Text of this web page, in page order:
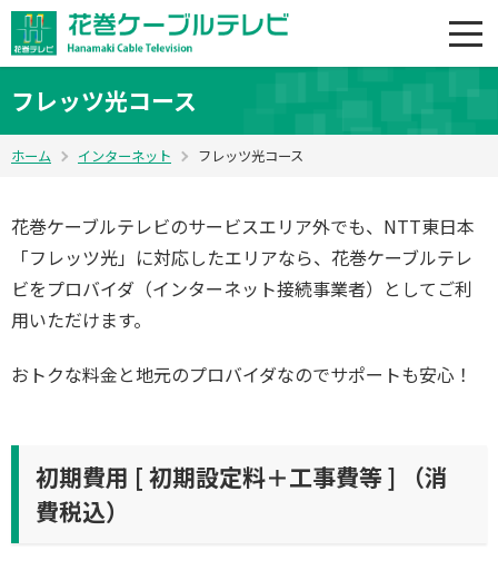
フレッツ光コース
ホーム インターネット フレッツ光コース
花巻ケーブルテレビのサービスエリア外でも、NTT東日本
「フレッツ光」に対応したエリアなら、花巻ケーブルテレ
ビをプロバイダ（インターネット接続事業者）としてご利
用いただけます。
おトクな料金と地元のプロバイダなのでサポートも安心！
初期費用 [ 初期設定料＋工事費等 ] （消
費税込）